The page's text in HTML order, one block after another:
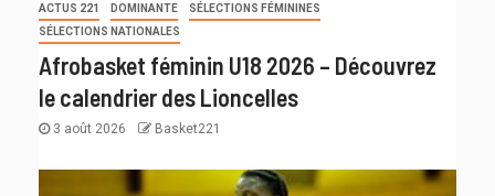
ACTUS 221 DOMINANTE
SÉLECTIONS FÉMININES
SÉLECTIONS NATIONALES
Afrobasket féminin U18 2026 – Découvrez
le calendrier des Lioncelles
3 août 2026 Basket221